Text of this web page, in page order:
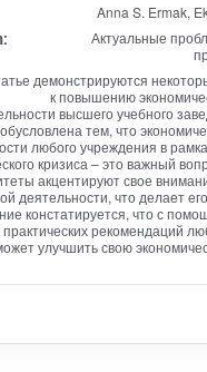
Anna S. Ermak,
Актуальные
демонстрируются
к повышению
высшего учебного
обусловлена тем, что
любого учреждения в
кризиса – это важный
акцентируют свое
деятельности, что делает
констатируется, что с
практических рекомендаций
улучшить свою